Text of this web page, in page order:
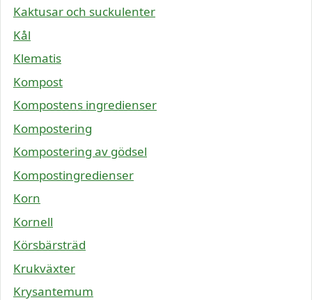
Kaktusar och suckulenter
Kål
Klematis
Kompost
Kompostens ingredienser
Kompostering
Kompostering av gödsel
Kompostingredienser
Korn
Kornell
Körsbärsträd
Krukväxter
Krysantemum